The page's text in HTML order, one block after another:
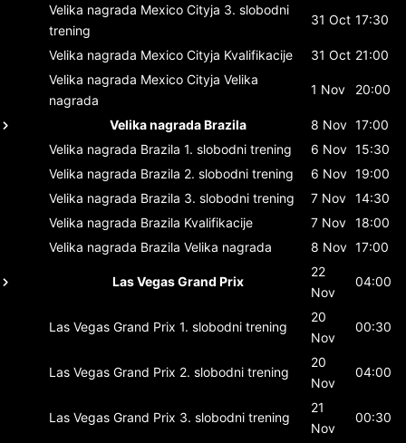
Velika nagrada Mexico Cityja 3. slobodni
trening
31 Oct 17:30
Velika nagrada Mexico Cityja Kvalifikacije 31 Oct 21:00
Velika nagrada Mexico Cityja Velika
nagrada
1 Nov 20:00
Velika nagrada Brazila 8 Nov 17:00
Velika nagrada Brazila 1. slobodni trening 6 Nov 15:30
Velika nagrada Brazila 2. slobodni trening 6 Nov 19:00
Velika nagrada Brazila 3. slobodni trening 7 Nov 14:30
Velika nagrada Brazila Kvalifikacije 7 Nov 18:00
Velika nagrada Brazila Velika nagrada 8 Nov 17:00
Las Vegas Grand Prix
22
Nov
04:00
Las Vegas Grand Prix 1. slobodni trening
20
Nov
00:30
Las Vegas Grand Prix 2. slobodni trening
20
Nov
04:00
Las Vegas Grand Prix 3. slobodni trening
21
Nov
00:30